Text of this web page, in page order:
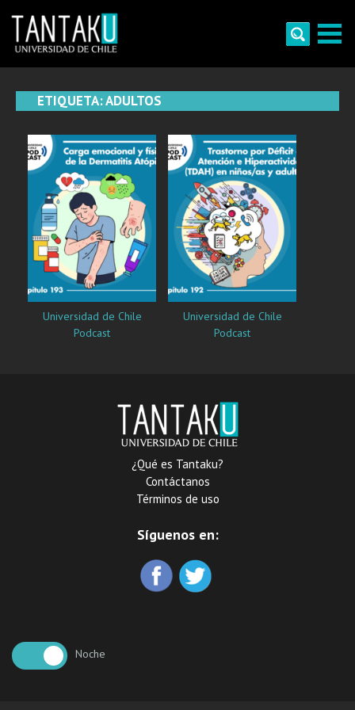
content
ETIQUETA:ADULTOS
Universidad de Chile
Podcast
Universidad de Chile
Podcast
¿Qué es Tantaku?
Contáctanos
Términos de uso
Síguenos en:
Noche